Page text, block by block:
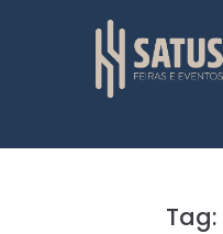
Tag: